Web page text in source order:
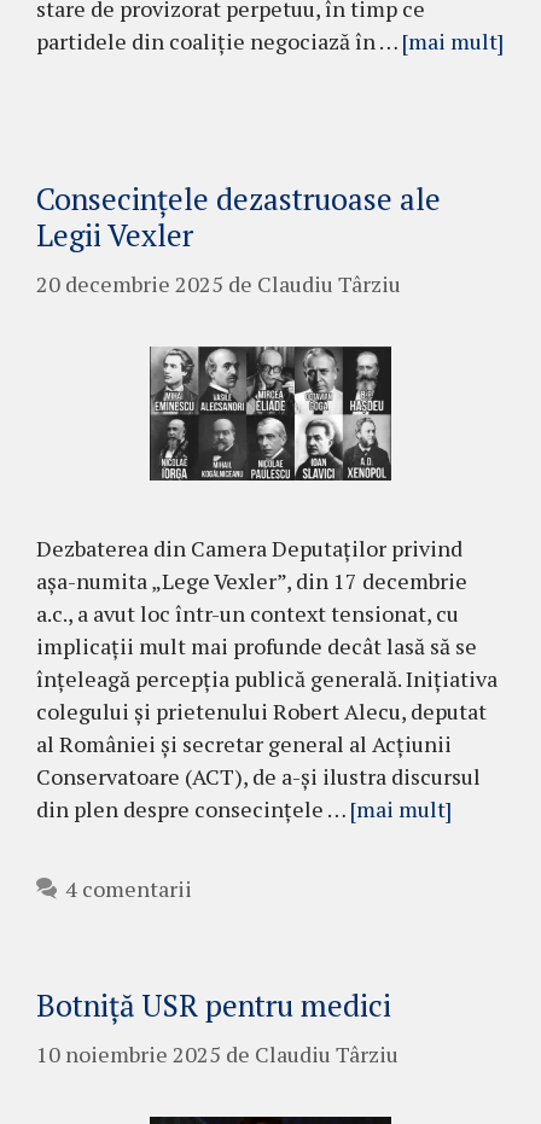
stare de provizorat perpetuu, în timp ce
partidele din coaliție negociază în … [mai mult]
Consecințele dezastruoase ale
Legii Vexler
20 decembrie 2025 de Claudiu Târziu
Dezbaterea din Camera Deputaților privind
așa-numita „Lege Vexler”, din 17 decembrie
a.c., a avut loc într-un context tensionat, cu
implicații mult mai profunde decât lasă să se
înțeleagă percepția publică generală. Inițiativa
colegului și prietenului Robert Alecu, deputat
al României și secretar general al Acțiunii
Conservatoare (ACT), de a-și ilustra discursul
din plen despre consecințele … [mai mult]
4 comentarii
Botniță USR pentru medici
10 noiembrie 2025 de Claudiu Târziu